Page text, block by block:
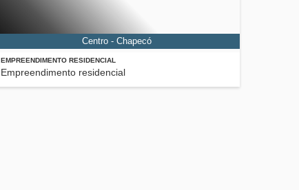
EMPREENDIMENTO RESIDENCIAL
Empreendimento residencial
Centro - Chapecó